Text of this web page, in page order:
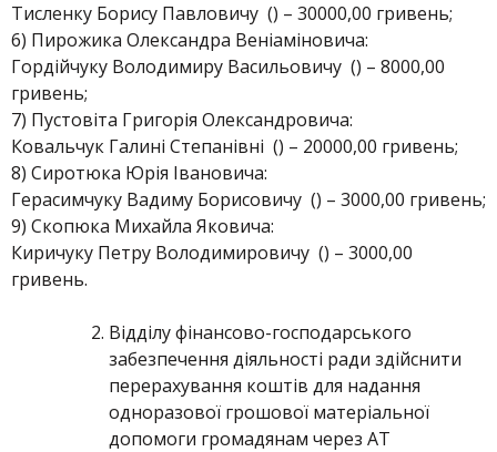
Тисленку Борису Павловичу () – 30000,00 гривень;
6) Пирожика Олександра Веніаміновича:
Гордійчуку Володимиру Васильовичу () – 8000,00
гривень;
7) Пустовіта Григорія Олександровича:
Ковальчук Галині Степанівні () – 20000,00 гривень;
8) Сиротюка Юрія Івановича:
Герасимчуку Вадиму Борисовичу () – 3000,00 гривень;
9) Скопюка Михайла Яковича:
Киричуку Петру Володимировичу () – 3000,00
гривень.
Відділу фінансово-господарського
забезпечення діяльності ради здійснити
перерахування коштів для надання
одноразової грошової матеріальної
допомоги громадянам через АТ